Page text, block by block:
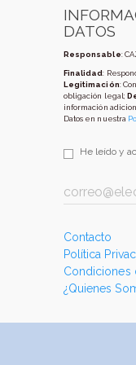
DATOS
Responsable:
Finalidad:
Legitimación:
obligación legal;
información
Datos en nuestra
He leído y
Contacto
Política
Condiciones
¿Quienes